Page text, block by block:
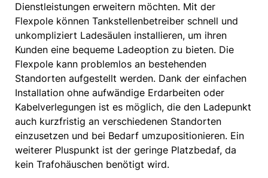
Dienstleistungen erweitern möchten. Mit der
Flexpole können Tankstellenbetreiber schnell und
unkompliziert Ladesäulen installieren, um ihren
Kunden eine bequeme Ladeoption zu bieten. Die
Flexpole kann problemlos an bestehenden
Standorten aufgestellt werden. Dank der einfachen
Installation ohne aufwändige Erdarbeiten oder
Kabelverlegungen ist es möglich, die den Ladepunkt
auch kurzfristig an verschiedenen Standorten
einzusetzen und bei Bedarf umzupositionieren. Ein
weiterer Pluspunkt ist der geringe Platzbedaf, da
kein Trafohäuschen benötigt wird.